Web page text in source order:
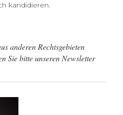
kandidieren.
anderen Rechtsgebieten
Sie bitte unseren Newsletter